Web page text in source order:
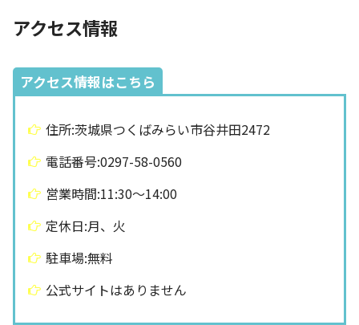
アクセス情報
アクセス情報はこちら
住所:茨城県つくばみらい市谷井田2472
電話番号:0297-58-0560
営業時間:11:30〜14:00
定休日:月、火
駐車場:無料
公式サイトはありません